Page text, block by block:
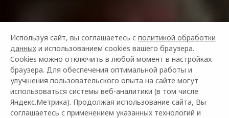
Используя сайт, вы соглашаетесь с политикой обработки
данных и использованием cookies вашего браузера.
Cookies можно отключить в любой момент в настройках
браузера. Для обеспечения оптимальной работы и
улучшения пользовательского опыта на сайте могут
использоваться системы веб-аналитики (в том числе
Яндекс.Метрика). Продолжая использование сайта, Вы
соглашаетесь с применением указанных технологий и